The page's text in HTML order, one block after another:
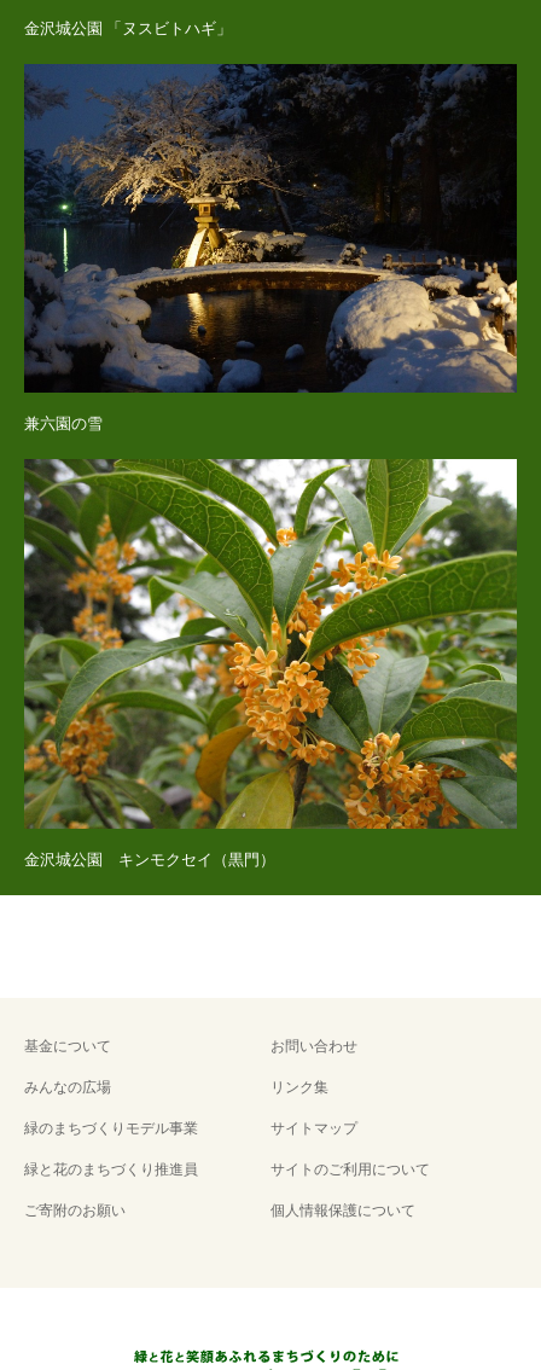
金沢城公園 「ヌスビトハギ」
兼六園の雪
金沢城公園 キンモクセイ（黒門）
基金について
みんなの広場
緑のまちづくりモデル事業
緑と花のまちづくり推進員
ご寄附のお願い
お問い合わせ
リンク集
サイトマップ
サイトのご利用について
個人情報保護について